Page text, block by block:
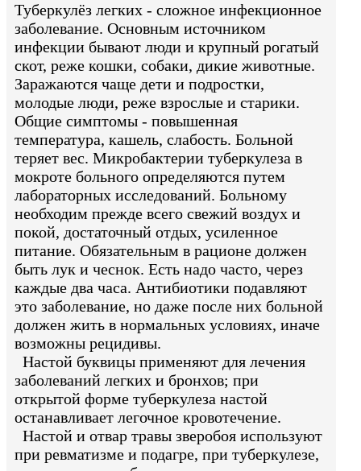
Туберкулёз легких - сложное инфекционное
заболевание. Основным источником
инфекции бывают люди и крупный рогатый
скот, реже кошки, собаки, дикие животные.
Заражаются чаще дети и подростки,
молодые люди, реже взрослые и старики.
Общие симптомы - повышенная
температура, кашель, слабость. Больной
теряет вес. Микробактерии туберкулеза в
мокроте больного определяются путем
лабораторных исследований. Больному
необходим прежде всего свежий воздух и
покой, достаточный отдых, усиленное
питание. Обязательным в рационе должен
быть лук и чеснок. Есть надо часто, через
каждые два часа. Антибиотики подавляют
это заболевание, но даже после них больной
должен жить в нормальных условиях, иначе
возможны рецидивы.
Настой буквицы применяют для лечения
заболеваний легких и бронхов; при
открытой форме туберкулеза настой
останавливает легочное кровотечение.
Настой и отвар травы зверобоя используют
при ревматизме и подагре, при туберкулезе,